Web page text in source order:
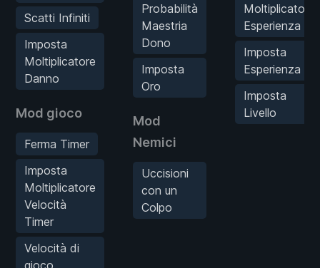
Scatti Infiniti
Imposta
Moltiplicatore
Danno
Mod gioco
Ferma Timer
Imposta
Moltiplicatore
Velocità
Timer
Velocità di
gioco
Probabilità
Maestria
Dono
Imposta
Oro
Mod
Nemici
Uccisioni
con un
Colpo
Moltiplicatore
Esperienza
Imposta
Esperienza
Imposta
Livello